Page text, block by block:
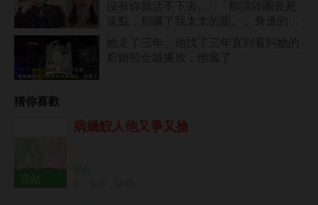
猜你喜歡
完結
病嬌鮫人他又爭又搶
現代